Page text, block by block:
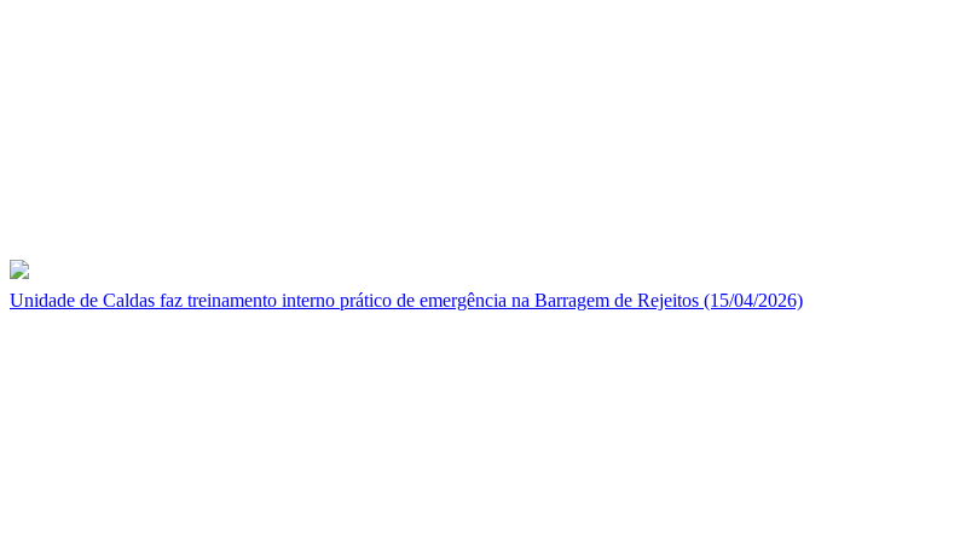
Unidade de Caldas faz treinamento interno prático de emergência na Barragem de Rejeitos (15/04/2026)